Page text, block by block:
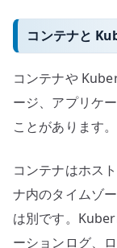
コンテナと
コンテナや
ージ、アプリケ
ことがあります。
コンテナはホス
ナ内のタイムゾ
は別です。
ーションログ、